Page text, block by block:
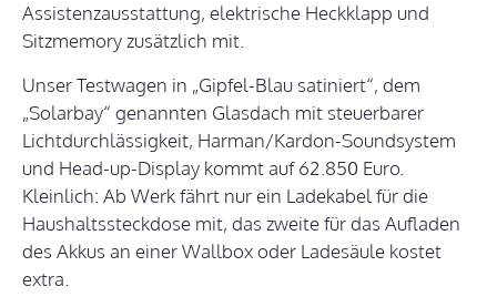
Assistenzausstattung, elektrische Heckklapp und
Sitzmemory zusätzlich mit.
Unser Testwagen in „Gipfel-Blau satiniert“, dem
„Solarbay“ genannten Glasdach mit steuerbarer
Lichtdurchlässigkeit, Harman/Kardon-Soundsystem
und Head-up-Display kommt auf 62.850 Euro.
Kleinlich: Ab Werk fährt nur ein Ladekabel für die
Haushaltssteckdose mit, das zweite für das Aufladen
des Akkus an einer Wallbox oder Ladesäule kostet
extra.